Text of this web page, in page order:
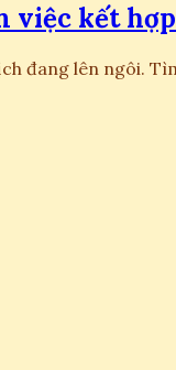
việc kết
đang lên ngôi.